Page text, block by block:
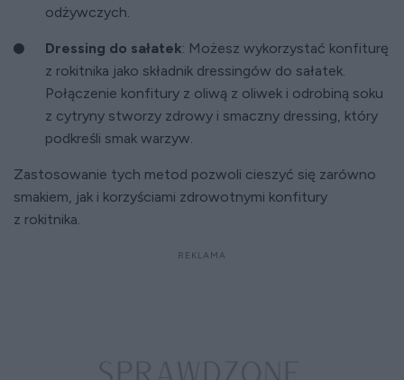
odżywczych.
Dressing do sałatek: Możesz wykorzystać konfiturę
z rokitnika jako składnik dressingów do sałatek.
Połączenie konfitury z oliwą z oliwek i odrobiną soku
z cytryny stworzy zdrowy i smaczny dressing, który
podkreśli smak warzyw.
Zastosowanie tych metod pozwoli cieszyć się zarówno
smakiem, jak i korzyściami zdrowotnymi konfitury
z rokitnika.